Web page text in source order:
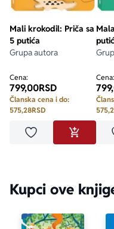
Mali krokodil: Priča sa
5 putića
Grupa autora
Cena:
799,00RSD
Članska cena i do:
575,28RSD
Dodaj u omiljene
DODAJ U
Cena:
Kupci ove